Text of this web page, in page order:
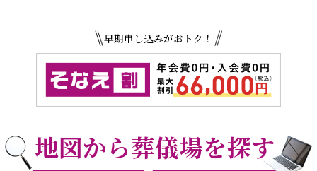
早期申し込みがおトク！
地図から葬儀場を探す